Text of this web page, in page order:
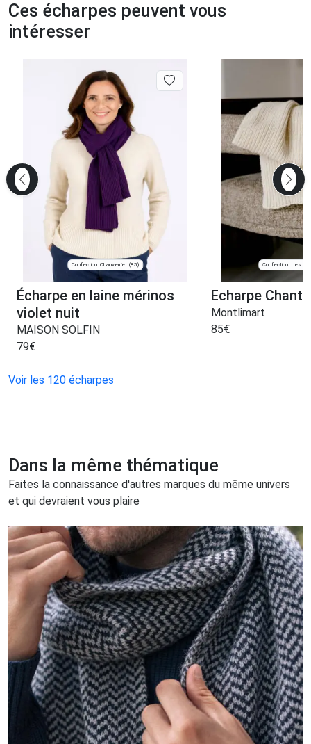
Ces écharpes peuvent vous
intéresser
Confection: Chanverrie (85)
Écharpe en laine mérinos
violet nuit
MAISON SOLFIN
79€
Confection: Les
Echarpe
Montlimart
85€
Voir les 120 écharpes
Dans la même thématique
Faites la connaissance d'autres marques du même univers
et qui devraient vous plaire